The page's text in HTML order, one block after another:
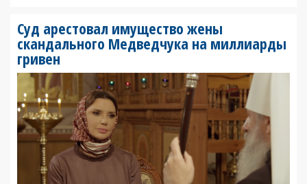
Суд арестовал имущество жены
скандального Медведчука на миллиарды
гривен